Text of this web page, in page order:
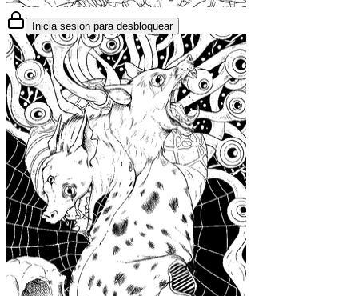
Inicia sesión para desbloquear